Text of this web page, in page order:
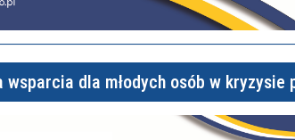
dla młodych osób w kryzysie